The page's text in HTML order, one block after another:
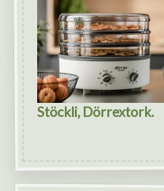
Stöckli, Dörrextork.